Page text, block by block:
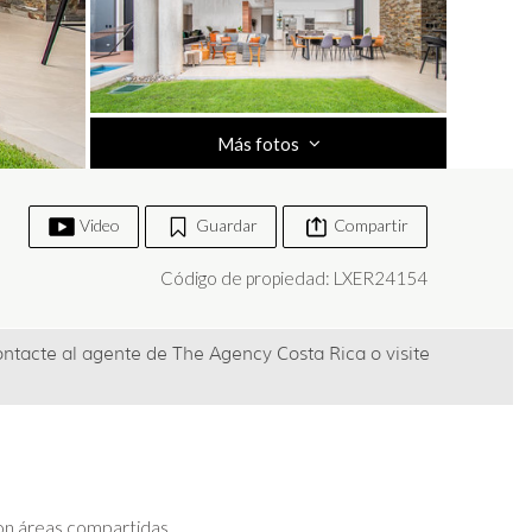
Más fotos
Video Guardar Compartir
Código de propiedad: LXER24154
al agente de The Agency Costa Rica o visite
áreas compartidas